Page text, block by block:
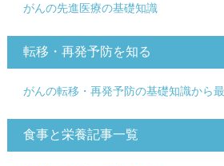
がんの先進医療の基礎知識
転移・再発予防を知る
がんの転移・再発予防の基礎知識から
食事と栄養記事一覧